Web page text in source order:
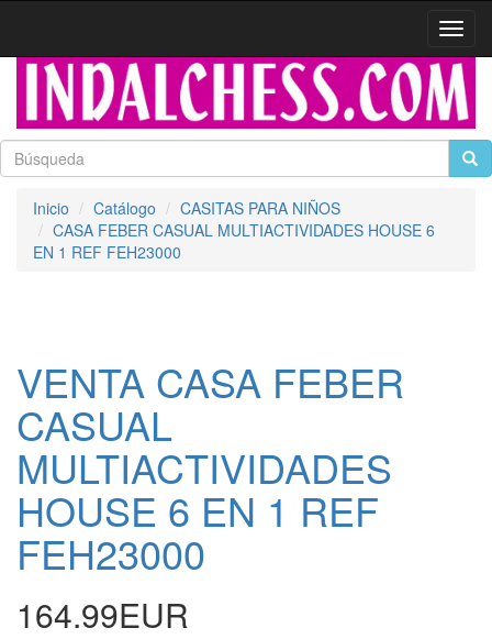
Inicio Catálogo
CASITAS PARA NIÑOS
CASA FEBER CASUAL MULTIACTIVIDADES HOUSE 6
EN 1 REF FEH23000
VENTA CASA FEBER
CASUAL
MULTIACTIVIDADES
HOUSE 6 EN 1 REF
FEH23000
164.99EUR